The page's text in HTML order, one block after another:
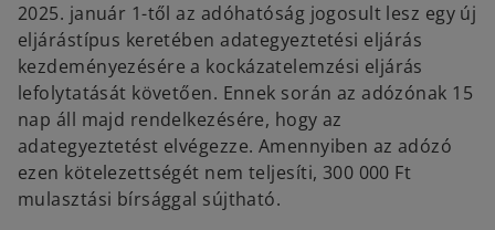
2025. január 1-től az adóhatóság jogosult lesz egy új
eljárástípus keretében adategyeztetési eljárás
kezdeményezésére a kockázatelemzési eljárás
lefolytatását követően. Ennek során az adózónak 15
nap áll majd rendelkezésére, hogy az
adategyeztetést elvégezze. Amennyiben az adózó
ezen kötelezettségét nem teljesíti, 300 000 Ft
mulasztási bírsággal sújtható.